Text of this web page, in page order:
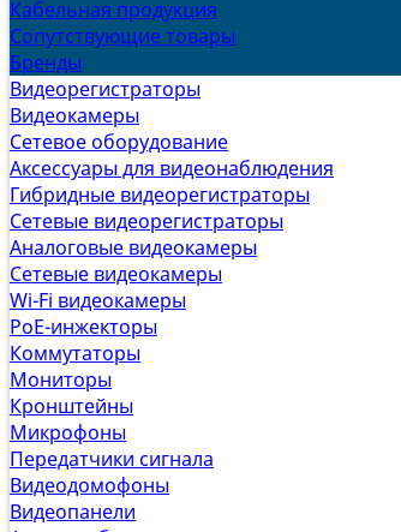
Кабельная продукция
Сопутствующие товары
Бренды
Видеорегистраторы
Видеокамеры
Сетевое оборудование
Аксессуары для видеонаблюдения
Гибридные видеорегистраторы
Сетевые видеорегистраторы
Аналоговые видеокамеры
Сетевые видеокамеры
Wi-Fi видеокамеры
PoE-инжекторы
Коммутаторы
Мониторы
Кронштейны
Микрофоны
Передатчики сигнала
Видеодомофоны
Видеопанели